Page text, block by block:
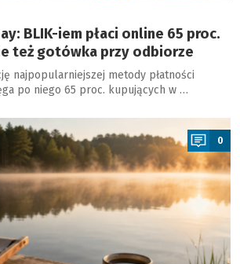
BLIK-iem płaci online 65 proc.
też gotówka przy odbiorze
najpopularniejszej metody płatności
po niego 65 proc. kupujących w …
0